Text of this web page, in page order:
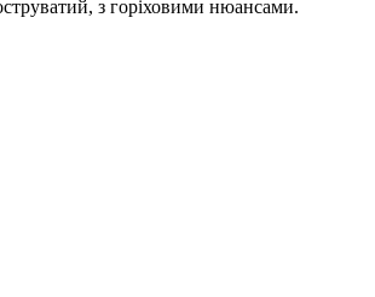
з горіховими нюансами.